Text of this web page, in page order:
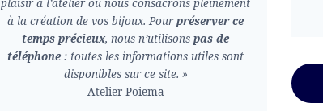
à la création de vos bijoux. Pourpréserver ce
temps précieux, nous n’utilisons pas de
téléphone : toutes les informations utiles sont
disponibles sur ce site. »
Atelier Poiema